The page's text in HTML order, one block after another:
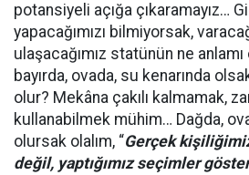
potansiyeli açığa çıkaramayız…
yapacağımızı bilmiyorsak,
ulaşacağımız statünün ne
bayırda, ovada, su kenarında
olur? Mekâna çakılı kalmamak,
kullanabilmek mühim… Dağda,
olursak olalım, “Gerçek
değil, yaptığımız seçimler